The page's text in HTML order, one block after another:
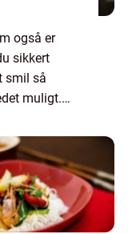
også er
sikkert
smil så
muligt.